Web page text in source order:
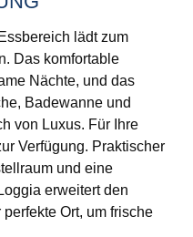
lädt zum
Das komfortable
Nächte, und das
Badewanne und
von Luxus. Für Ihre
Verfügung. Praktischer
und eine
erweitert den
Ort, um frische